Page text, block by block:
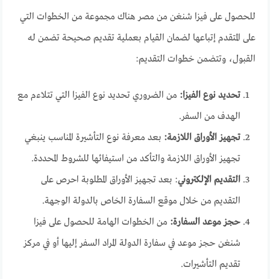
للحصول على فيزا شنغن من مصر هناك مجموعة من الخطوات التي
على المتقدم إتباعها لضمان القيام بعملية تقديم صحيحة تضمن له
القبول، وتتضمن خطوات التقديم:
تحديد نوع الفيزا: من الضروري تحديد نوع الفيزا التي تتلاءم مع
الهدف من السفر.
تجهيز الأوراق اللازمة: بعد معرفة نوع التأشيرة المناسب ينبغي
تجهيز الأوراق اللازمة والتأكد من استيفائها للشروط المحددة.
التقديم الإلكتروني: بعد تجهيز الأوراق المطلوبة احرص على
التقديم من خلال موقع السفارة الخاص بالدولة الوجهة.
حجز موعد السفارة: من الخطوات الهامة للحصول على فيزا
شنغن حجز موعد في سفارة الدولة المراد السفر إليها أو في مركز
تقديم التأشيرات.